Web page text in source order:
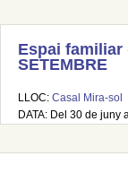
Espai familiar
SETEMBRE
LLOC: Casal Mira-sol
DATA: Del 30 de juny